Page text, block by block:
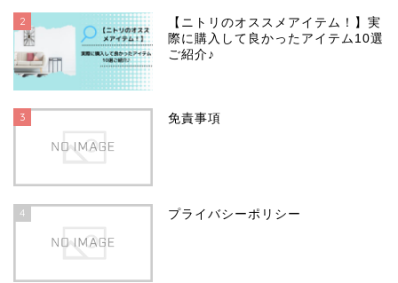
2
【ニトリのオススメアイテム！】実
際に購入して良かったアイテム10選
ご紹介♪
3 免責事項
4 プライバシーポリシー